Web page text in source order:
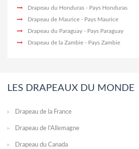
Drapeau du Honduras - Pays Honduras
Drapeau de Maurice - Pays Maurice
Drapeau du Paraguay - Pays Paraguay
Drapeau de la Zambie - Pays Zambie
LES DRAPEAUX DU MONDE
Drapeau de la France
Drapeau de l'Allemagne
Drapeau du Canada